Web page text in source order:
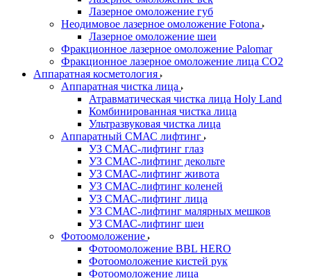
Лазерное омоложение губ
Неодимовое лазерное омоложение Fotona
Лазерное омоложение шеи
Фракционное лазерное омоложение Palomar
Фракционное лазерное омоложение лица СО2
Аппаратная косметология
Аппаратная чистка лица
Атравматическая чистка лица Holy Land
Комбинированная чистка лица
Ультразвуковая чистка лица
Аппаратный СМАС лифтинг
УЗ СМАС-лифтинг глаз
УЗ СМАС-лифтинг декольте
УЗ СМАС-лифтинг живота
УЗ СМАС-лифтинг коленей
УЗ СМАС-лифтинг лица
УЗ СМАС-лифтинг малярных мешков
УЗ СМАС-лифтинг шеи
Фотоомоложение
Фотоомоложение BBL HERO
Фотоомоложение кистей рук
Фотоомоложение лица